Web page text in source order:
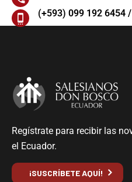
(+593) 099 192 6454
Regístrate para recibir las
el Ecuador.
¡SUSCRÍBETE AQUÍ!